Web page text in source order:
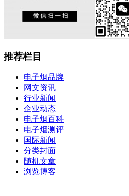
推荐栏目
电子烟品牌
网文资讯
行业新闻
企业动态
电子烟百科
电子烟测评
国际新闻
分类封面
随机文章
浏览博客